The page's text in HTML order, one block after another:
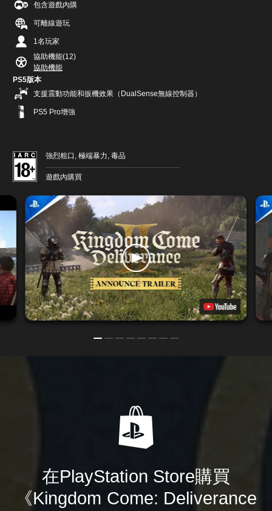
包含遊戲內購
可離線遊玩
1名玩家
協助機能(12)
協助機能
PS5版本
支援震動功能和扳機效果（DualSense無線控制器）
PS5 Pro增強
強烈粗口, 極端暴力, 毒品
遊戲內購買
在PlayStation Store購買
《Kingdom Come: Deliverance